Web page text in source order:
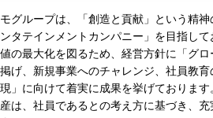
グループは、「創造と貢献」という精
タテインメントカンパニー」を目指して
の最大化を図るため、経営方針に「グ
げ、新規事業へのチャレンジ、社員教
」に向けて着実に成果を挙げております
は、社員であるとの考え方に基づき、